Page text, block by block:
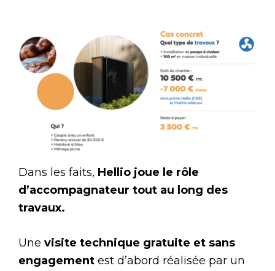
Dans les faits, Hellio joue le rôle
d’accompagnateur tout au long des
travaux.
Une visite technique gratuite et sans
engagement est d’abord réalisée par un